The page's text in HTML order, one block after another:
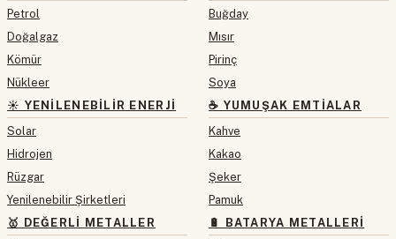
Petrol
Doğalgaz
Kömür
Nükleer
☀️ YENILENEBILIR ENERJI
Solar
Hidrojen
Rüzgar
Yenilenebilir Şirketleri
🥇 DEĞERLI METALLER
Buğday
Mısır
Pirinç
Soya
☕ YUMUŞAK EMTIALAR
Kahve
Kakao
Şeker
Pamuk
🔋 BATARYA METALLERI